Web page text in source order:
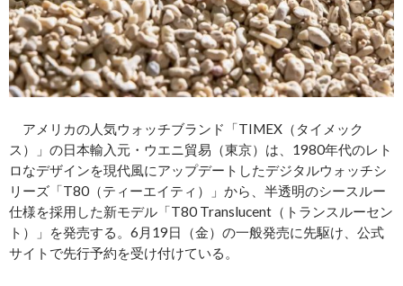
アメリカの人気ウォッチブランド「TIMEX（タイメック
ス）」の日本輸入元・ウエニ貿易（東京）は、1980年代のレト
ロなデザインを現代風にアップデートしたデジタルウォッチシ
リーズ「T80（ティーエイティ）」から、半透明のシースルー
仕様を採用した新モデル「T80 Translucent（トランスルーセン
ト）」を発売する。6月19日（金）の一般発売に先駆け、公式
サイトで先行予約を受け付けている。